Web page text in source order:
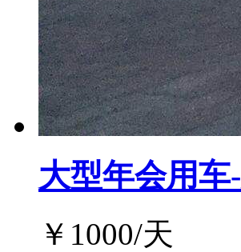
大型年会用车
￥ 1000/天